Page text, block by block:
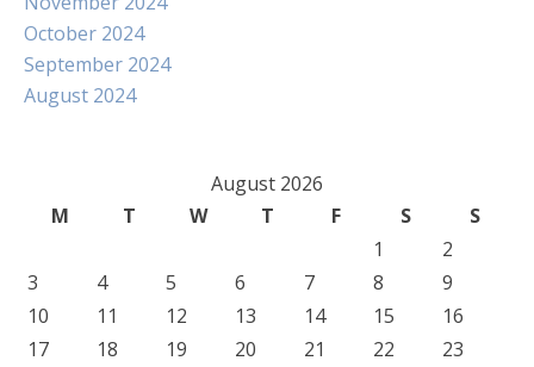
October 2024
September 2024
August 2024
August 2026
M
T W T F S
S
1
2
3
4 5 6 7 8
9
10
11 12 13 14 15
16
17
18 19 20 21 22
23